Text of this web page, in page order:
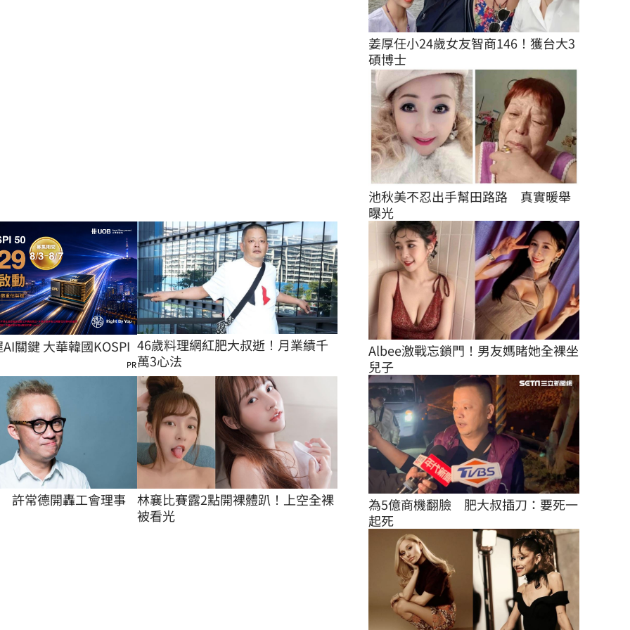
關鍵 大華韓國KOSPI
PR
46歲料理網紅肥大叔逝！月業績千
萬3心法
許常德開轟工會理事
林襄比賽露2點開裸體趴！上空全裸
被看光
姜厚任小24歲女友智商146！獲台大3
碩博士
池秋美不忍出手幫田路路　真實暖舉
曝光
Albee激戰忘鎖門！男友媽睹她全裸坐
兒子
為5億商機翻臉　肥大叔插刀：要死一
起死